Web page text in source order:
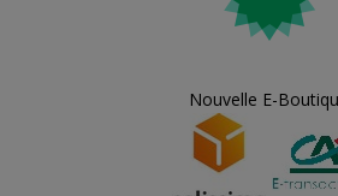
Nouvelle E-